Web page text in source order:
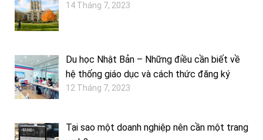
14 Tháng 7, 2023
Du học Nhật Bản – Những điều cần biết về
hệ thống giáo dục và cách thức đăng ký
12 Tháng 7, 2023
Tại sao một doanh nghiệp nên cần một trang